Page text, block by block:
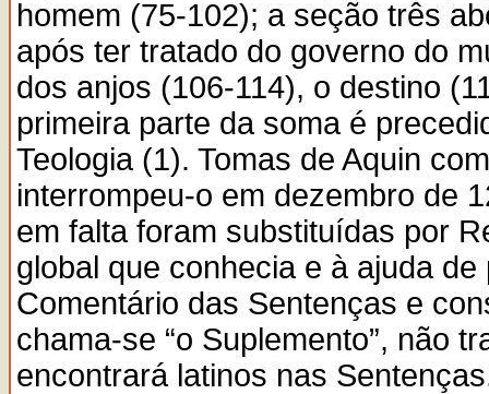
homem (75-102); a seção três
após ter tratado do governo do
dos anjos (106-114), o destino
primeira parte da soma é
Teologia (1). Tomas de Aquin
interrompeu-o em dezembro de
em falta foram substituídas por
global que conhecia e à ajuda
Comentário das Sentenças e
chama-se “o Suplemento”, não
encontrará latinos nas